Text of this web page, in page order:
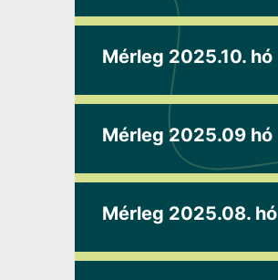
Mérleg 2025.10. hó
Mérleg 2025.09 hó
Mérleg 2025.08. hó